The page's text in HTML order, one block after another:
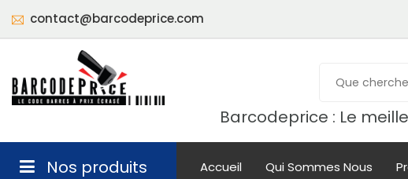
contact@barcodeprice.com
Barcodeprice : Le
Nos produits Accueil Qui Sommes Nous